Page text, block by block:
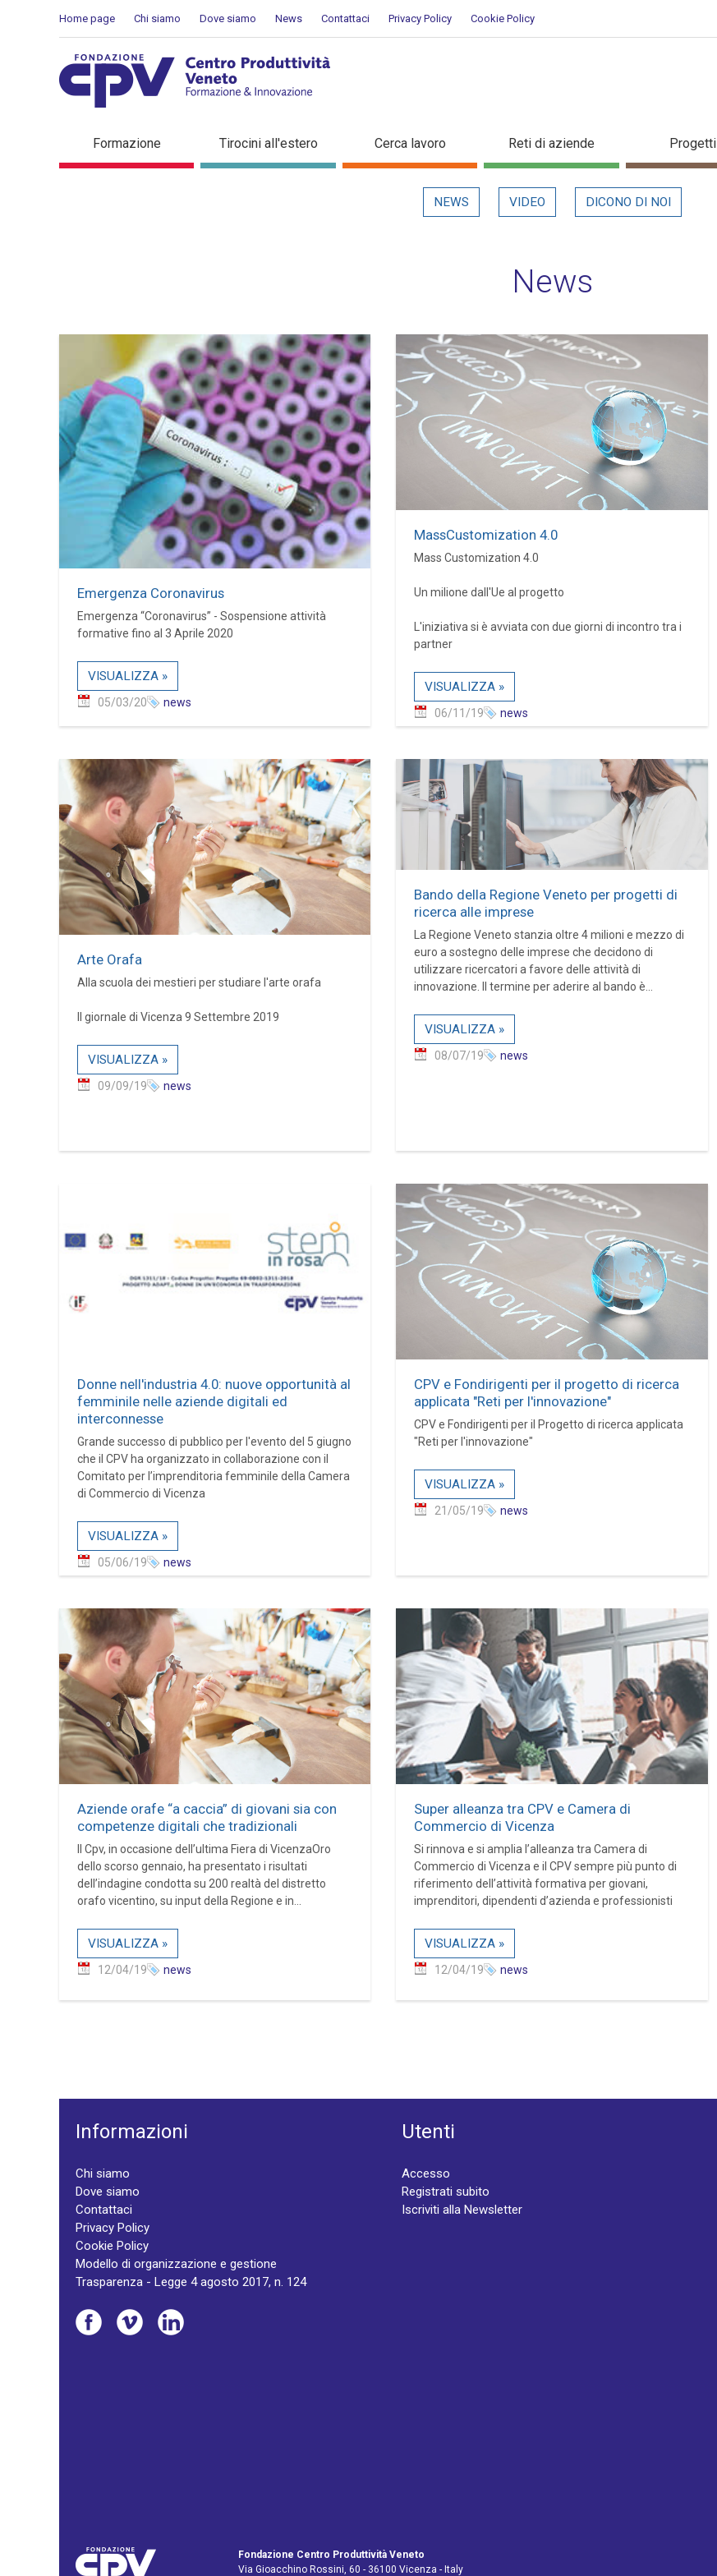
Home page Chi siamo Dove siamo News Contattaci Privacy Policy Cookie Policy
Dettaglio in evidenza
Formazione Tirocini all'estero Cerca lavoro Reti di aziende Progetti
NEWS VIDEO DICONO DI NOI
News
Emergenza Coronavirus
Emergenza “Coronavirus” - Sospensione attività
formative fino al 3 Aprile 2020
VISUALIZZA »
05/03/20 news
MassCustomization 4.0
Mass Customization 4.0
Un milione dall'Ue al progetto
L'iniziativa si è avviata con due giorni di incontro tra i
partner
VISUALIZZA »
06/11/19 news
Arte Orafa
Alla scuola dei mestieri per studiare l'arte orafa
Il giornale di Vicenza 9 Settembre 2019
VISUALIZZA »
09/09/19 news
Bando della Regione Veneto per progetti di
ricerca alle imprese
La Regione Veneto stanzia oltre 4 milioni e mezzo di
euro a sostegno delle imprese che decidono di
utilizzare ricercatori a favore delle attività di
innovazione. Il termine per aderire al bando è...
VISUALIZZA »
08/07/19 news
Donne nell'industria 4.0: nuove opportunità al
femminile nelle aziende digitali ed
interconnesse
Grande successo di pubblico per l'evento del 5 giugno
che il CPV ha organizzato in collaborazione con il
Comitato per l’imprenditoria femminile della Camera
di Commercio di Vicenza
VISUALIZZA »
05/06/19 news
CPV e Fondirigenti per il progetto di ricerca
applicata "Reti per l'innovazione"
CPV e Fondirigenti per il Progetto di ricerca applicata
"Reti per l'innovazione"
VISUALIZZA »
21/05/19 news
Aziende orafe “a caccia” di giovani sia con
competenze digitali che tradizionali
Il Cpv, in occasione dell’ultima Fiera di VicenzaOro
dello scorso gennaio, ha presentato i risultati
dell’indagine condotta su 200 realtà del distretto
orafo vicentino, su input della Regione e in...
VISUALIZZA »
12/04/19 news
Super alleanza tra CPV e Camera di
Commercio di Vicenza
Si rinnova e si amplia l’alleanza tra Camera di
Commercio di Vicenza e il CPV sempre più punto di
riferimento dell’attività formativa per giovani,
imprenditori, dipendenti d’azienda e professionisti
VISUALIZZA »
12/04/19 news
Informazioni
Chi siamo
Dove siamo
Contattaci
Privacy Policy
Cookie Policy
Modello di organizzazione e gestione
Trasparenza - Legge 4 agosto 2017, n. 124
Utenti
Accesso
Registrati subito
Iscriviti alla Newsletter
Fondazione Centro Produttività Veneto
Via Gioacchino Rossini, 60 - 36100 Vicenza - Italy